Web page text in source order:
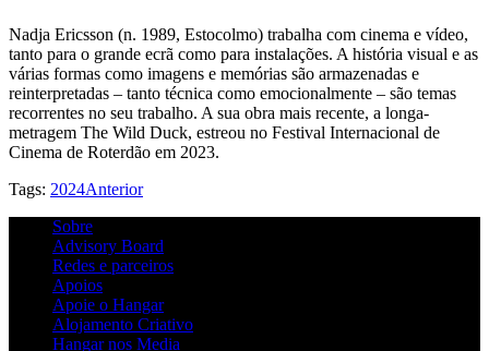
Nadja Ericsson (n. 1989, Estocolmo) trabalha com cinema e vídeo,
tanto para o grande ecrã como para instalações. A história visual e as
várias formas como imagens e memórias são armazenadas e
reinterpretadas – tanto técnica como emocionalmente – são temas
recorrentes no seu trabalho. A sua obra mais recente, a longa-
metragem The Wild Duck, estreou no Festival Internacional de
Cinema de Roterdão em 2023.
Tags: 2024Anterior
Sobre
Advisory Board
Redes e parceiros
Apoios
Apoie o Hangar
Alojamento Criativo
Hangar nos Media